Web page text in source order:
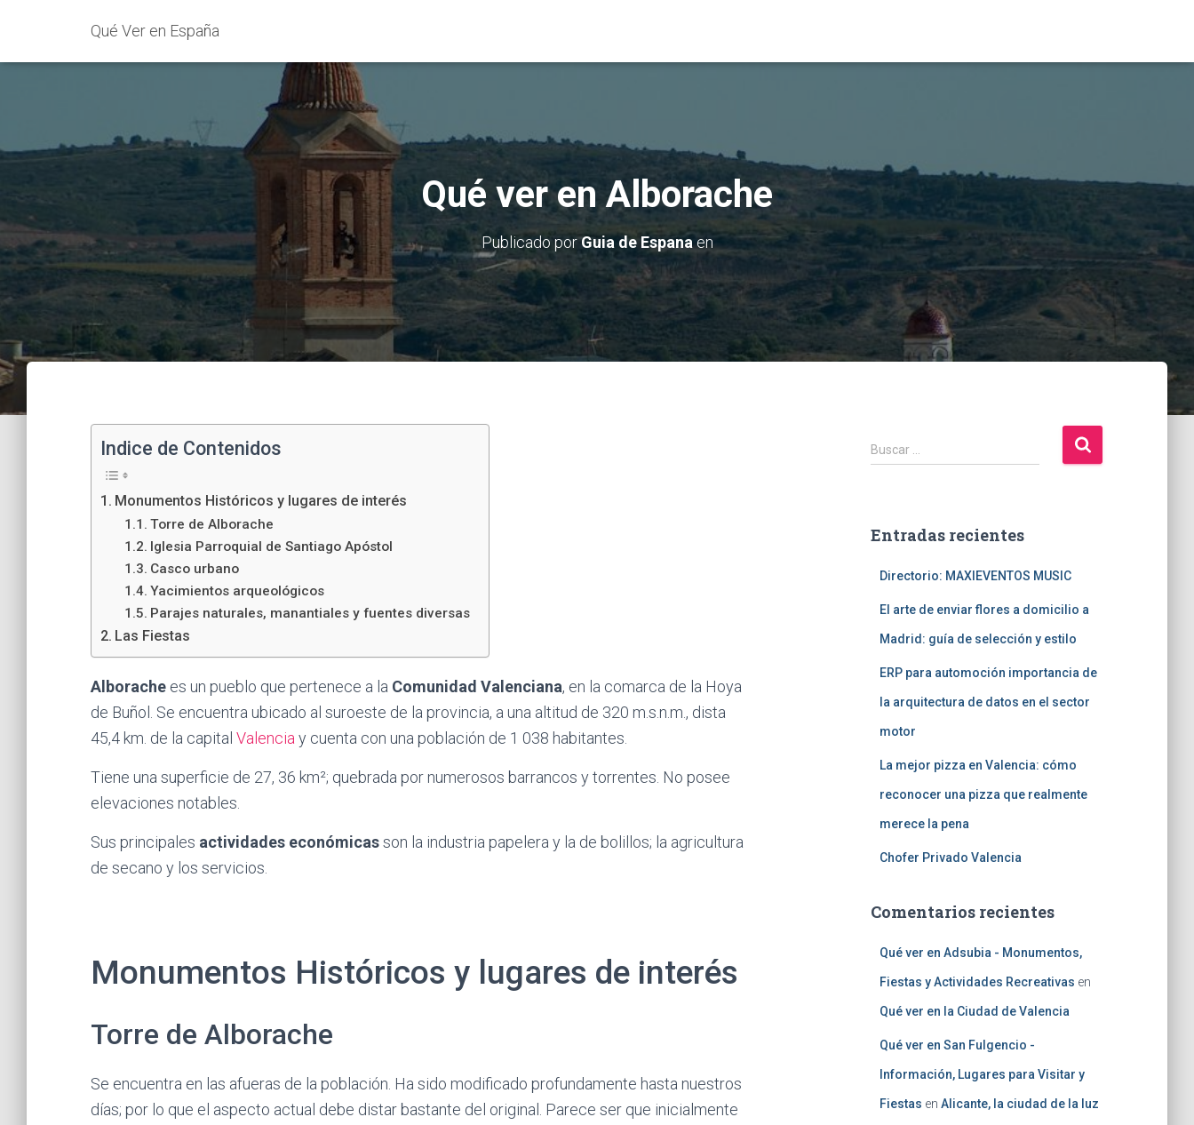
Qué Ver en España
Qué ver en Alborache
Publicado porGuia de Espanaen
Indice de Contenidos
Monumentos Históricos y lugares de interés
Torre de Alborache
Iglesia Parroquial de Santiago Apóstol
Casco urbano
Yacimientos arqueológicos
Parajes naturales, manantiales y fuentes diversas
Las Fiestas
Alborache es un pueblo que pertenece a la Comunidad Valenciana, en la comarca de la Hoya
de Buñol. Se encuentra ubicado al suroeste de la provincia, a una altitud de 320 m.s.n.m., dista
45,4 km. de la capital Valencia y cuenta con una población de 1 038 habitantes.
Tiene una superficie de 27, 36 km²; quebrada por numerosos barrancos y torrentes. No posee
elevaciones notables.
Sus principales actividades económicasson la industria papelera y la de bolillos; la agricultura
de secano y los servicios.
Monumentos Históricos y lugares de interés
Torre de Alborache
Se encuentra en las afueras de la población. Ha sido modificado profundamente hasta nuestros
días; por lo que el aspecto actual debe distar bastante del original. Parece ser que inicialmente
B
u
r
Buscar …
Entradas recientes
Directorio: MAXIEVENTOS MUSIC
El arte de enviar flores a domicilio a
Madrid: guía de selección y estilo
ERP para automoción importancia de
la arquitectura de datos en el sector
motor
La mejor pizza en Valencia: cómo
reconocer una pizza que realmente
merece la pena
Chofer Privado Valencia
Comentarios recientes
Qué ver en Adsubia - Monumentos,
Fiestas y Actividades Recreativas en
Qué ver en la Ciudad de Valencia
Qué ver en San Fulgencio -
Información, Lugares para Visitar y
Fiestas en Alicante, la ciudad de la luz